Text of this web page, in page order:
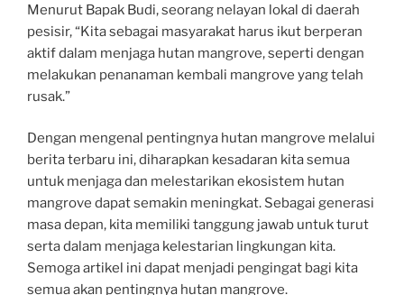
Menurut Bapak Budi, seorang nelayan lokal di daerah
pesisir, “Kita sebagai masyarakat harus ikut berperan
aktif dalam menjaga hutan mangrove, seperti dengan
melakukan penanaman kembali mangrove yang telah
rusak.”
Dengan mengenal pentingnya hutan mangrove melalui
berita terbaru ini, diharapkan kesadaran kita semua
untuk menjaga dan melestarikan ekosistem hutan
mangrove dapat semakin meningkat. Sebagai generasi
masa depan, kita memiliki tanggung jawab untuk turut
serta dalam menjaga kelestarian lingkungan kita.
Semoga artikel ini dapat menjadi pengingat bagi kita
semua akan pentingnya hutan mangrove.